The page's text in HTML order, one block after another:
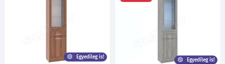
Egyedileg is! Egyedileg is!